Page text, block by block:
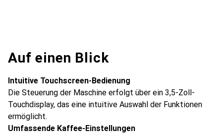
Auf einen Blick
Intuitive Touchscreen-Bedienung
Die Steuerung der Maschine erfolgt über ein 3,5-Zoll-
Touchdisplay, das eine intuitive Auswahl der Funktionen
ermöglicht.
Umfassende Kaffee-Einstellungen